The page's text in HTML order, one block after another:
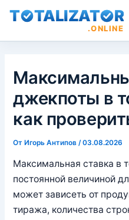
T TALIZAT R
.ONLINE
содержимому
джекпоты в
как
ОтИгорь Антипов /03.08.2026
Максимальная ставка в
постоянной величиной
может зависеть от
тиража, количества